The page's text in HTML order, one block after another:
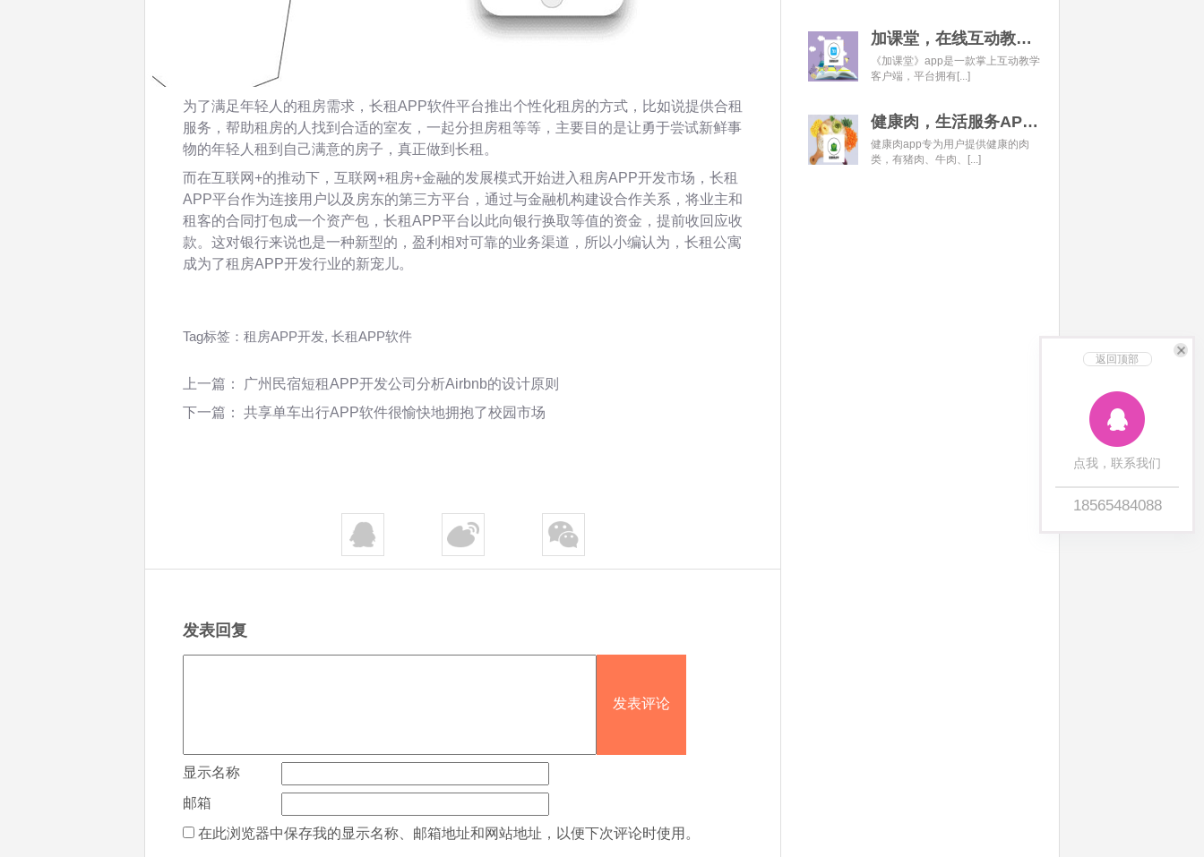
返回顶部
点我，联系我们
18565484088
为了满足年轻人的租房需求，长租APP软件平台推出个性化租房的方式，比如说提供合租
服务，帮助租房的人找到合适的室友，一起分担房租等等，主要目的是让勇于尝试新鲜事
物的年轻人租到自己满意的房子，真正做到长租。
而在互联网+的推动下，互联网+租房+金融的发展模式开始进入租房APP开发市场，长租
APP平台作为连接用户以及房东的第三方平台，通过与金融机构建设合作关系，将业主和
租客的合同打包成一个资产包，长租APP平台以此向银行换取等值的资金，提前收回应收
款。这对银行来说也是一种新型的，盈利相对可靠的业务渠道，所以小编认为，长租公寓
成为了租房APP开发行业的新宠儿。
Tag标签： 租房APP开发, 长租APP软件
上一篇：
广州民宿短租APP开发公司分析Airbnb的设计原则
下一篇： 共享单车出行APP软件很愉快地拥抱了校园市场
发表回复
显示名称
邮箱
在此浏览器中保存我的显示名称、邮箱地址和网站地址，以便下次评论时使用。
加课堂，在线互动教育APP经典案例
《加课堂》app是一款掌上互动教学
客户端，平台拥有[...]
健康肉，生活服务APP开发经典案例
健康肉app专为用户提供健康的肉
类，有猪肉、牛肉、[...]